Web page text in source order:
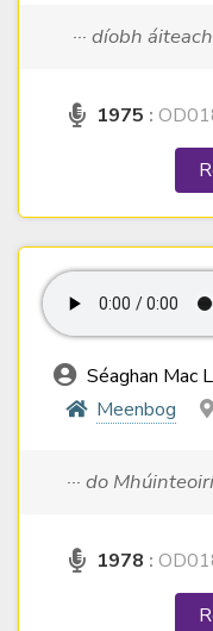
··· díobh
1975 :
Séaghan Mac
Meenbog
··· do
1978 :